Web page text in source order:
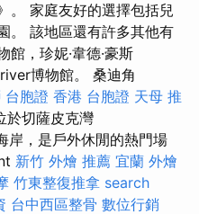
。 家庭友好的選擇包括兒
。 該地區還有許多其他有
，珍妮·韋德·豪斯
博物館。 桑迪角
台胞證 香港 台胞證 天母 推
於切薩皮克灣
岸，是戶外休閒的熱門場
新竹 外燴 推薦 宜蘭 外燴
竹東整復推拿 search
台中西區整骨 數位行銷